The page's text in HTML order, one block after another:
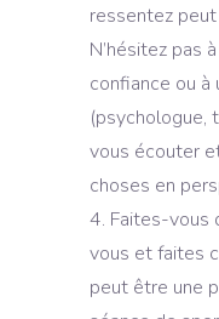
ressentez
N’hésitez pas
confiance ou à
(psychologue,
vous écouter
choses en
Faites-vous
vous et faites
peut être une